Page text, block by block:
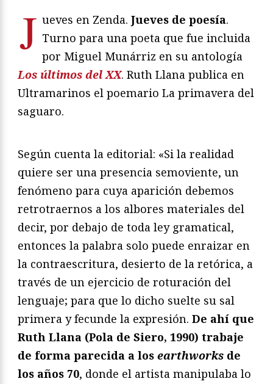
J ueves en Zenda. Jueves de poesía.
Turno para una poeta que fue incluida
por Miguel Munárriz en su antología
Los últimos del XX. Ruth Llana publica en
Ultramarinos el poemario La primavera del
saguaro.
Según cuenta la editorial: «Si la realidad
quiere ser una presencia semoviente, un
fenómeno para cuya aparición debemos
retrotraernos a los albores materiales del
decir, por debajo de toda ley gramatical,
entonces la palabra solo puede enraizar en
la contraescritura, desierto de la retórica, a
través de un ejercicio de roturación del
lenguaje; para que lo dicho suelte su sal
primera y fecunde la expresión. De ahí que
Ruth Llana (Pola de Siero, 1990) trabaje
de forma parecida a los earthworks de
los años 70, donde el artista manipulaba lo